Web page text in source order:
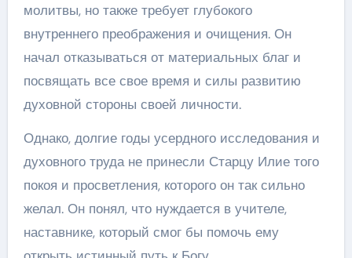
молитвы, но также требует глубокого
внутреннего преображения и очищения. Он
начал отказываться от материальных благ и
посвящать все свое время и силы развитию
духовной стороны своей личности.
Однако, долгие годы усердного исследования и
духовного труда не принесли Старцу Илие того
покоя и просветления, которого он так сильно
желал. Он понял, что нуждается в учителе,
наставнике, который смог бы помочь ему